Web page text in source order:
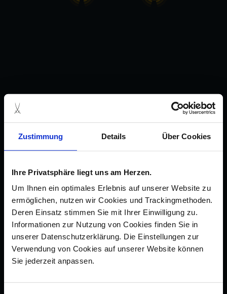
Zustimmung Details Über Cookies
Ihre Privatsphäre liegt uns am Herzen.
Um Ihnen ein optimales Erlebnis auf unserer Website zu
ermöglichen, nutzen wir Cookies und Trackingmethoden.
Deren Einsatz stimmen Sie mit Ihrer Einwilligung zu.
Informationen zur Nutzung von Cookies finden Sie in
unserer Datenschutzerklärung. Die Einstellungen zur
Verwendung von Cookies auf unserer Website können
Sie jederzeit anpassen.